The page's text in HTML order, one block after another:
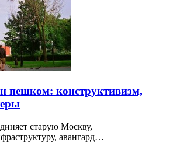
пешком: конструктивизм,
старую Москву,
авангард…